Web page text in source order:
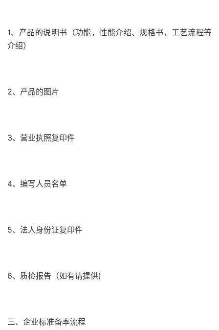
1、产品的说明书（功能，性能介绍、规格书，工艺流程等
介绍）
2、产品的图片
3、营业执照复印件
4、编写人员名单
5、法人身份证复印件
6、质检报告（如有请提供)
三、企业标准备率流程